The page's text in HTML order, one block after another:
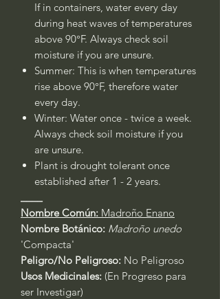
If in containers, water every day
during heat waves of temperatures
above 90°F. Always check soil
moisture if you are unsure.
Summer: This is when temperatures
rise above 90°F, therefore water
every day.
Winter: Water once - twice a week.
Always check soil moisture if you
are unsure.
Plant is drought tolerant once
established after 1 - 2 years.
Nombre Común: Madroño Enano
Nombre Botánico: Madroño unedo
'Compacta'
Peligro/No Peligroso: No Peligroso
Usos Medicinales: (En Progreso para
ser Investigar)